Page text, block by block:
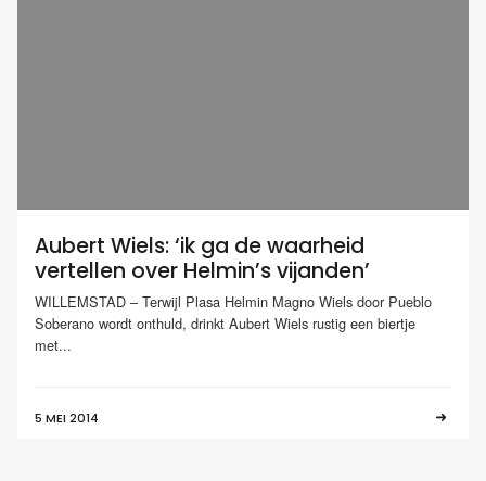
Aubert Wiels: ‘ik ga de waarheid
vertellen over Helmin’s vijanden’
WILLEMSTAD – Terwijl Plasa Helmin Magno Wiels door Pueblo
Soberano wordt onthuld, drinkt Aubert Wiels rustig een biertje
met...
5 MEI 2014